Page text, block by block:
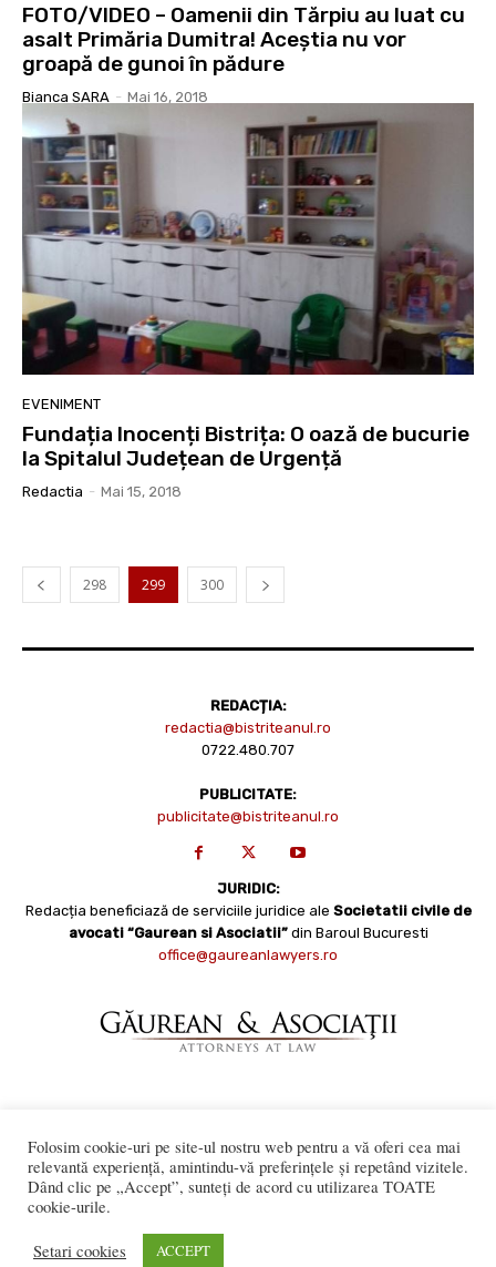
FOTO/VIDEO – Oamenii din Tărpiu au luat cu
asalt Primăria Dumitra! Aceștia nu vor
groapă de gunoi în pădure
Bianca SARA - Mai 16, 2018
EVENIMENT
Fundația Inocenți Bistrița: O oază de bucurie
la Spitalul Județean de Urgență
Redactia - Mai 15, 2018
298 299 300
REDACȚIA:
redactia@bistriteanul.ro
0722.480.707
PUBLICITATE:
publicitate@bistriteanul.ro
JURIDIC:
Redacția beneficiază de serviciile juridice ale Societatii civile de
avocati “Gaurean si Asociatii” din Baroul Bucuresti
office@gaureanlawyers.ro
numai cu acordul expres al Bistriteanul.Ro. © Copyright 2008 -
2021 Bistrițeanul.ro
Made with ♥ by201.ro
Folosim cookie-uri pe site-ul nostru web pentru a vă oferi cea mai
relevantă experiență, amintindu-vă preferințele și repetând vizitele.
Dând clic pe „Accept”, sunteți de acord cu utilizarea TOATE
cookie-urile.
Setari cookies ACCEPT